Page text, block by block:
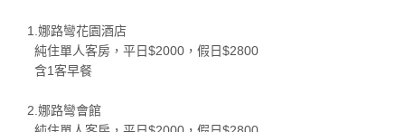
1.娜路彎花園酒店
純住單人客房，平日$2000，假日$2800
含1客早餐
2.娜路彎會館